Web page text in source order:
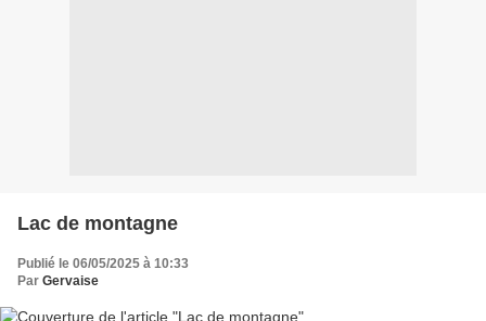
Lac de montagne
Publié le 06/05/2025 à 10:33
Par Gervaise